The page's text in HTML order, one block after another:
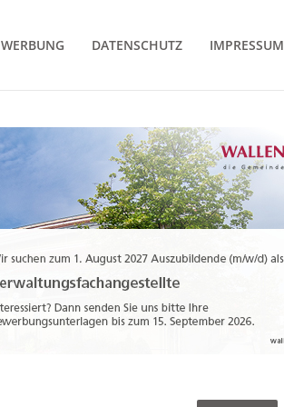
WERBUNG DATENSCHUTZ IMPRESSUM